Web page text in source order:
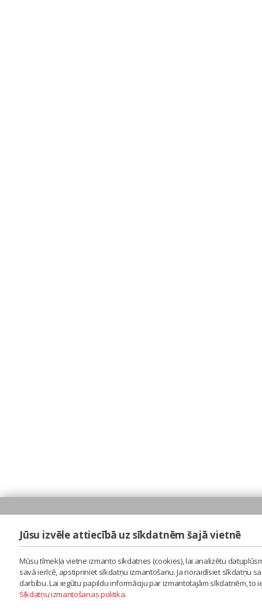
Jūsu izvēle attiecībā uz sīkdatnēm šajā vietnē
Mūsu tīmekļa vietne izmanto sīkdatnes (cookies), lai analizētu
savā ierīcē, apstipriniet sīkdatņu izmantošanu. Ja noraidīsiet sīkdatņu
darbību. Lai iegūtu papildu informāciju par izmantotajām sīkdatnēm,
Sīkdatņu izmantošanas politika.